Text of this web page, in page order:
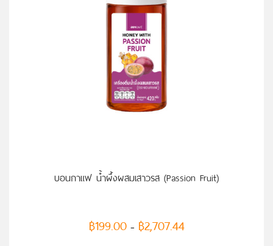
บอนกาแฟ น้ำผึ้งผสมเสาวรส (Passion Fruit)
฿199.00 – ฿2,707.44